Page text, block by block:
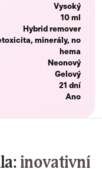
Vysoký
10 ml
Hybrid remover
minerály, no
hema
Neonový
Gelový
21 dní
Ano
inovativní